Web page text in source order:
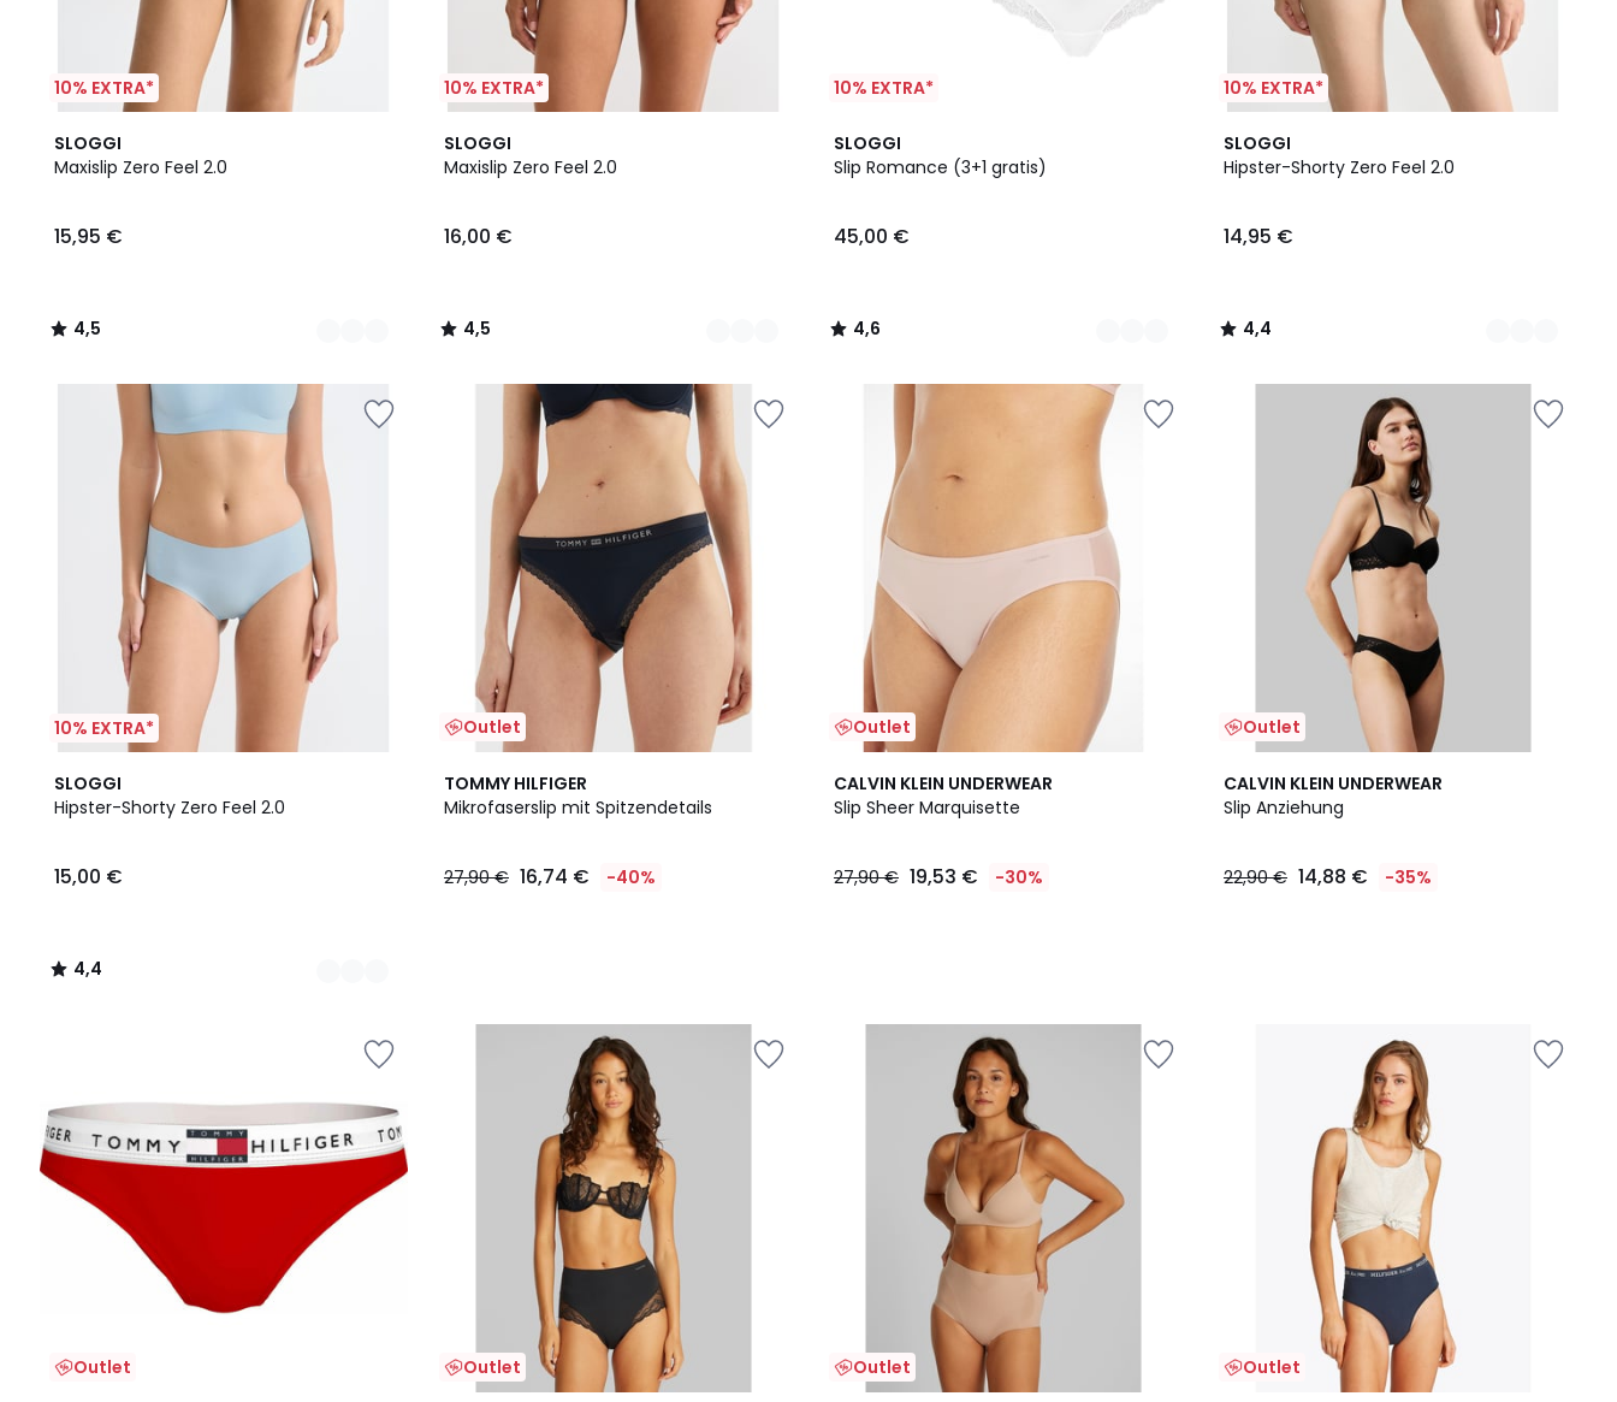
10% EXTRA*
SLOGGI
Maxislip Zero Feel 2.0
15,95 €
4,5
/ 5
4
Farben
4,5
/
10% EXTRA*
SLOGGI
Maxislip Zero Feel 2.0
16,00 €
4,5
/ 5
3
Farben
4,5
/
10% EXTRA*
SLOGGI
Slip Romance (3+1 gratis)
45,00 €
4,6
/ 5
2
Farben
4,6
/
10% EXTRA*
SLOGGI
Hipster-Shorty Zero Feel 2.0
14,95 €
4,4
/ 5
6
Farben
4,4
/
10% EXTRA*
SLOGGI
Hipster-Shorty Zero Feel 2.0
15,00 €
4,4
/ 5
3
Farben
4,4
/
Outlet
TOMMY HILFIGER
Mikrofaserslip mit Spitzendetails
27,90 € 16,74 € -40%
Outlet
CALVIN KLEIN UNDERWEAR
Slip Sheer Marquisette
27,90 € 19,53 € -30%
Outlet
CALVIN KLEIN UNDERWEAR
Slip Anziehung
22,90 € 14,88 € -35%
Outlet Outlet Outlet Outlet